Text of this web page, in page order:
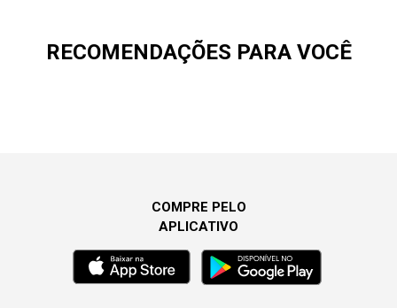
RECOMENDAÇÕES PARA VOCÊ
COMPRE PELO
APLICATIVO